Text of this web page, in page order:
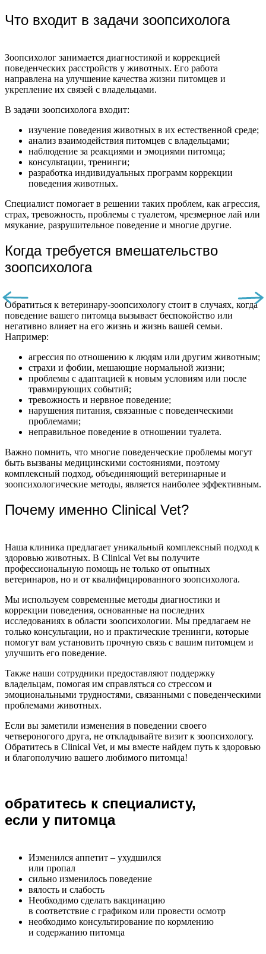
Что входит в задачи зоопсихолога
Зоопсихолог занимается диагностикой и коррекцией
поведенческих расстройств у животных. Его работа
направлена на улучшение качества жизни питомцев и
укрепление их связей с владельцами.
В задачи зоопсихолога входит:
изучение поведения животных в их естественной среде;
анализ взаимодействия питомцев с владельцами;
наблюдение за реакциями и эмоциями питомца;
консультации, тренинги;
разработка индивидуальных программ коррекции
поведения животных.
Специалист помогает в решении таких проблем, как агрессия,
страх, тревожность, проблемы с туалетом, чрезмерное лай или
мяукание, разрушительное поведение и многие другие.
Когда требуется вмешательство
зоопсихолога
Обратиться к ветеринару-зоопсихологу стоит в случаях, когда
поведение вашего питомца вызывает беспокойство или
негативно влияет на его жизнь и жизнь вашей семьи.
Например:
агрессия по отношению к людям или другим животным;
страхи и фобии, мешающие нормальной жизни;
проблемы с адаптацией к новым условиям или после
травмирующих событий;
тревожность и нервное поведение;
нарушения питания, связанные с поведенческими
проблемами;
неправильное поведение в отношении туалета.
Важно помнить, что многие поведенческие проблемы могут
быть вызваны медицинскими состояниями, поэтому
комплексный подход, объединяющий ветеринарные и
зоопсихологические методы, является наиболее эффективным.
Почему именно Clinical Vet?
Наша клиника предлагает уникальный комплексный подход к
здоровью животных. В Clinical Vet вы получите
профессиональную помощь не только от опытных
ветеринаров, но и от квалифицированного зоопсихолога.
Мы используем современные методы диагностики и
коррекции поведения, основанные на последних
исследованиях в области зоопсихологии. Мы предлагаем не
только консультации, но и практические тренинги, которые
помогут вам установить прочную связь с вашим питомцем и
улучшить его поведение.
Также наши сотрудники предоставляют поддержку
владельцам, помогая им справляться со стрессом и
эмоциональными трудностями, связанными с поведенческими
проблемами животных.
Если вы заметили изменения в поведении своего
четвероногого друга, не откладывайте визит к зоопсихологу.
Обратитесь в Clinical Vet, и мы вместе найдем путь к здоровью
и благополучию вашего любимого питомца!
обратитесь к специалисту,
если у питомца
Изменился аппетит – ухудшился
или пропал
сильно изменилось поведение
вялость и слабость
Необходимо сделать вакцинацию
в соответствие с графиком или провести осмотр
необходимо консультирование по кормлению
и содержанию питомца